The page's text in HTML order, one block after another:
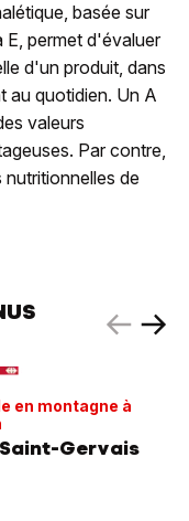
basée sur
E, permet d'évaluer
d'un produit, dans
au quotidien. Un A
valeurs
Par contre,
de
en montagne à
Gervais